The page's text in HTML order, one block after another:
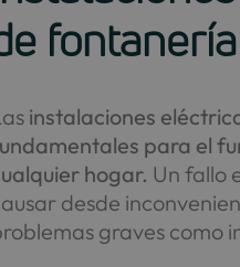
fontanería
instalaciones
para el
hogar. Un fallo
desde
graves como